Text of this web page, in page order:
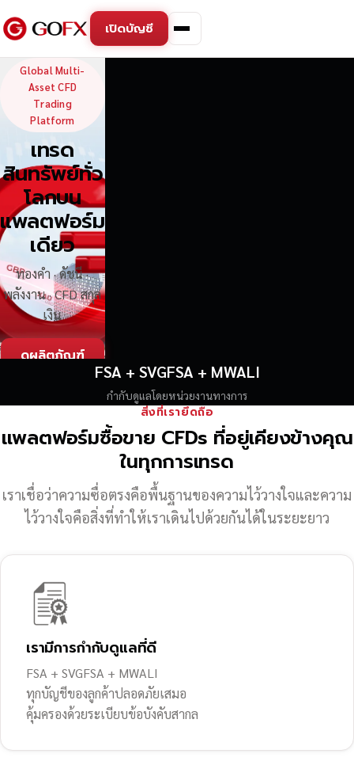
เปิดบัญชี
GoFX — Global Multi-
Global Multi-
Asset CFD
Trading
Platform
เทรด
สินทรัพย์ทั่ว
โลกบน
แพลตฟอร์ม
เดียว
ทองคำ · ดัชนี ·
พลังงาน · CFD สกุล
เงิน
ดูผลิตภัณฑ์
FSA + SVGFSA + MWALI
กำกับดูแลโดยหน่วยงานทางการ
สิ่งที่เรายึดถือ
แพลตฟอร์มซื้อขาย CFDs ที่อยู่เคียงข้างคุณ
ในทุกการเทรด
เราเชื่อว่าความซื่อตรงคือพื้นฐานของความไว้วางใจและความ
ไว้วางใจคือสิ่งที่ทำให้เราเดินไปด้วยกันได้ในระยะยาว
เรามีการกำกับดูแลที่ดี
FSA + SVGFSA + MWALI
ทุกบัญชีของลูกค้าปลอดภัยเสมอ
คุ้มครองด้วยระเบียบข้อบังคับสากล